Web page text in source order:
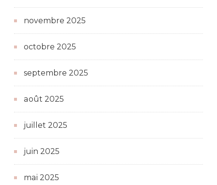
novembre 2025
octobre 2025
septembre 2025
août 2025
juillet 2025
juin 2025
mai 2025